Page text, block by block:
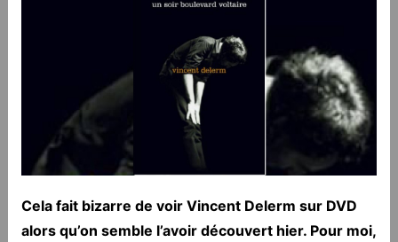
Cela fait bizarre de voir Vincent Delerm sur DVD
alors qu’on semble l’avoir découvert hier. Pour moi,